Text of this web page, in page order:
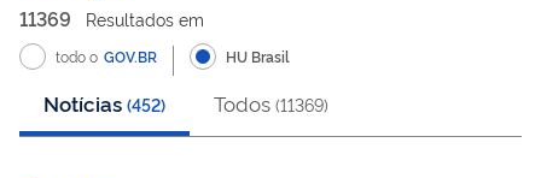
11369 Resultados em
todo o GOV.BR HU Brasil
Notícias (452) Todos (11369)